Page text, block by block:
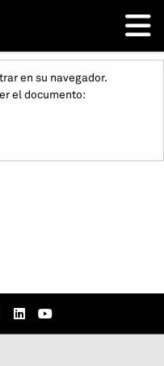
en su navegador.
el documento: